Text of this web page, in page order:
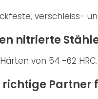
verschleiss-
nitrierte
von 54 -62 HRC.
richtige